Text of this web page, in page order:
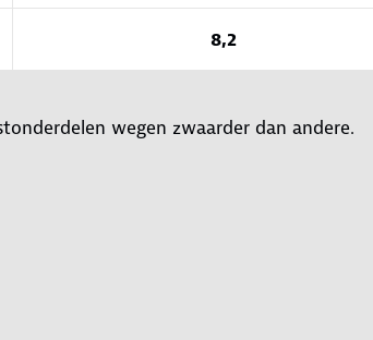
8,2
wegen zwaarder dan andere.